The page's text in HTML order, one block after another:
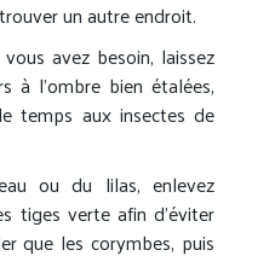
un autre endroit.
avez besoin, laissez
à l’ombre bien étalées,
temps aux insectes de
ou du lilas, enlevez
tiges verte afin d’éviter
que les corymbes, puis